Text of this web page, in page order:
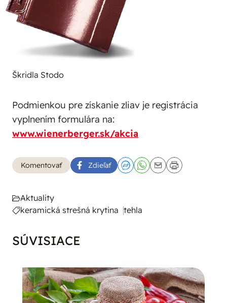
Škridla Stodo
Podmienkou pre získanie zliav je registrácia
vyplnením formulára na:
www.wienerberger.sk/akcia
Komentovať Zdieľať
Aktuality
keramická strešná krytina tehla
SÚVISIACE